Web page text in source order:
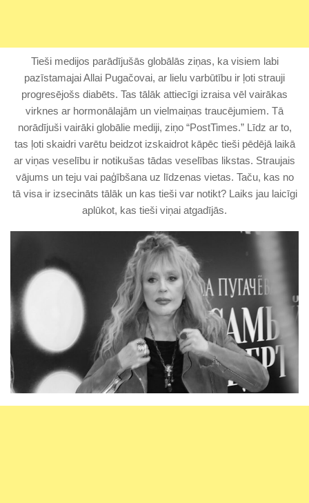
Tieši medijos parādījušās globālās ziņas, ka visiem labi
pazīstamajai Allai Pugačovai, ar lielu varbūtību ir ļoti strauji
progresējošs diabēts. Tas tālāk attiecīgi izraisa vēl vairākas
virknes ar hormonālajām un vielmaiņas traucējumiem. Tā
norādījuši vairāki globālie mediji, ziņo “PostTimes.” Līdz ar to,
tas ļoti skaidri varētu beidzot izskaidrot kāpēc tieši pēdējā laikā
ar viņas veselību ir notikušas tādas veselības likstas. Straujais
vājums un teju vai paģībšana uz līdzenas vietas. Taču, kas no
tā visa ir izsecināts tālāk un kas tieši var notikt? Laiks jau laicīgi
aplūkot, kas tieši viņai atgadījās.